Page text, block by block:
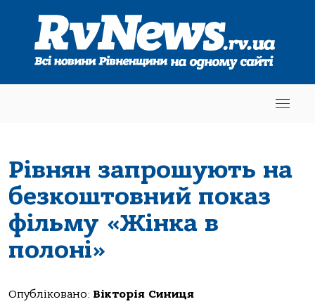
Рівнян запрошують на
безкоштовний показ
фільму «Жінка в
полоні»
Опубліковано: Вікторія Синиця